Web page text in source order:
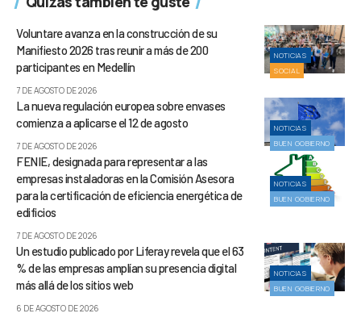
NOTICIAS
SOCIAL
Voluntare avanza en la construcción de su
Manifiesto 2026 tras reunir a más de 200
participantes en Medellín
7 DE AGOSTO DE 2026
NOTICIAS
BUEN GOBIERNO
La nueva regulación europea sobre envases
comienza a aplicarse el 12 de agosto
7 DE AGOSTO DE 2026
NOTICIAS
BUEN GOBIERNO
FENIE, designada para representar a las
empresas instaladoras en la Comisión Asesora
para la certificación de eficiencia energética de
edificios
7 DE AGOSTO DE 2026
NOTICIAS
BUEN GOBIERNO
Un estudio publicado por Liferay revela que el 63
% de las empresas amplían su presencia digital
más allá de los sitios web
6 DE AGOSTO DE 2026